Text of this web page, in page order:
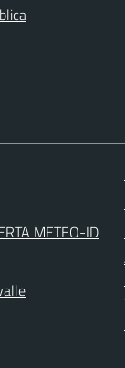
METEO-ID